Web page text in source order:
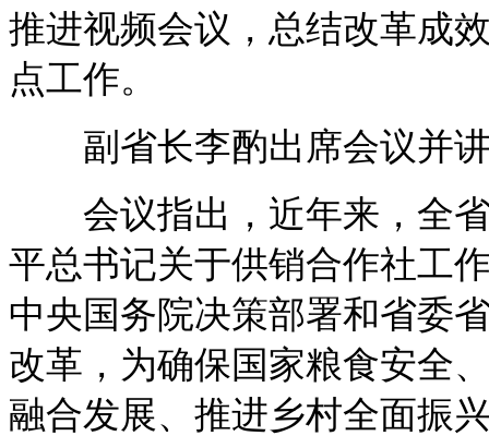
推进视频会议，总结改革成
点工作。
副省长李酌出席会议并
会议指出，近年来，全省
平总书记关于供销合作社工
中央国务院决策部署和省委
改革，为确保国家粮食安全
融合发展、推进乡村全面振